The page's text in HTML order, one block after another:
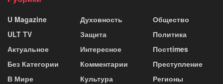
U Magazine
ULT TV
Актуальное
Без Категории
В Мире
Духовность
Защита
Интересное
Комментарии
Культура
Общество
Политика
Постtimes
Преступление
Регионы